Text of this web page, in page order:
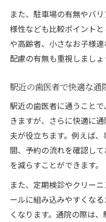
また、駐車場の有無やバ
様性なども比較ポイント
や高齢者、小さなお子様
配慮の有無も重視しましょ
駅近の歯医者で快適な通
駅近の歯医者に通うこと
きますが、さらに快適に
夫が役立ちます。例えば
間、予約の流れを確認し
を減らすことができます。
また、定期検診やクリー
ールに組み込みやすくな
くなります。通院の際は